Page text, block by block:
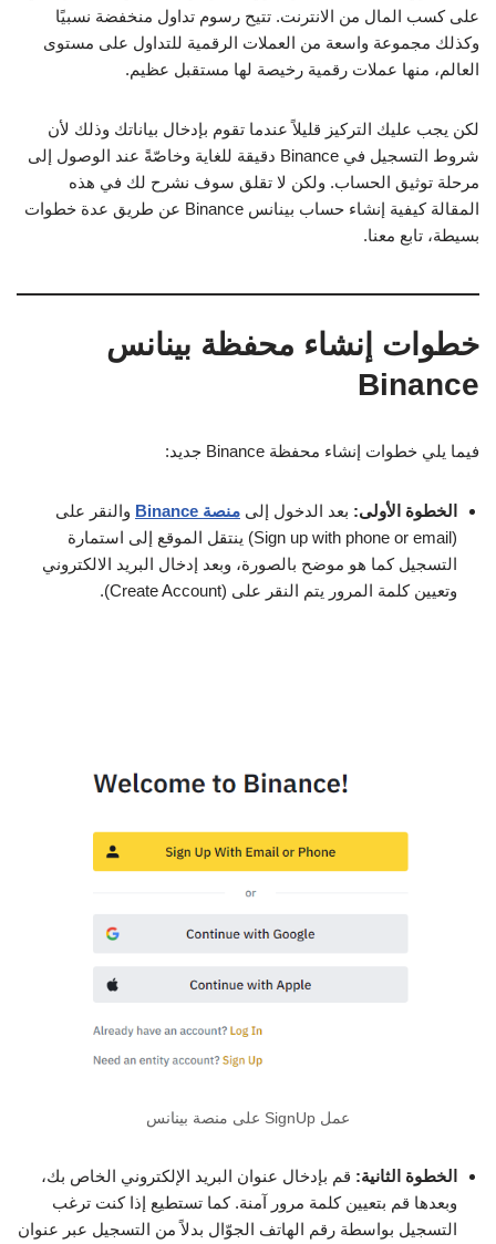
على كسب المال من الانترنت. تتيح رسوم تداول منخفضة نسبيًا
وكذلك مجموعة واسعة من العملات الرقمية للتداول على مستوى
العالم، منها عملات رقمية رخيصة لها مستقبل عظيم.
لكن يجب عليك التركيز قليلاً عندما تقوم بإدخال بياناتك وذلك لأن
شروط التسجيل في Binance دقيقة للغاية وخاصّةً عند الوصول إلى
مرحلة توثيق الحساب. ولكن لا تقلق سوف نشرح لك في هذه
المقالة كيفية إنشاء حساب بينانس Binance عن طريق عدة خطوات
بسيطة، تابع معنا.
خطوات إنشاء محفظة بينانس
Binance
فيما يلي خطوات إنشاء محفظة Binance جديد:
الخطوة الأولى: بعد الدخول إلى منصة Binance
والنقر على
(Sign up with phone or email) ينتقل الموقع إلى استمارة
التسجيل كما هو موضح بالصورة، وبعد إدخال البريد الالكتروني
وتعيين كلمة المرور يتم النقر على (Create Account).
عمل SignUp على منصة بينانس
الخطوة الثانية: قم بإدخال عنوان البريد الإلكتروني الخاص بك،
وبعدها قم بتعيين كلمة مرور آمنة. كما تستطيع إذا كنت ترغب
التسجيل بواسطة رقم الهاتف الجوّال بدلاً من التسجيل عبر عنوان